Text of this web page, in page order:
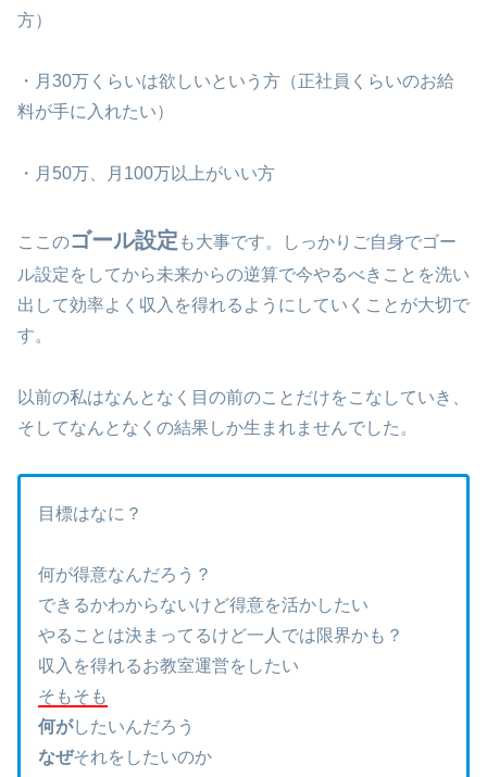
方）
・月30万くらいは欲しいという方（正社員くらいのお給
料が手に入れたい）
・月50万、月100万以上がいい方
ここのゴール設定 も大事です。しっかりご自身でゴー
ル設定をしてから未来からの逆算で今やるべきことを洗い
出して効率よく収入を得れるようにしていくことが大切で
す。
以前の私はなんとなく目の前のことだけをこなしていき、
そしてなんとなくの結果しか生まれませんでした。
目標はなに？
何が得意なんだろう？
できるかわからないけど得意を活かしたい
やることは決まってるけど一人では限界かも？
収入を得れるお教室運営をしたい
そもそも
何がしたいんだろう
なぜそれをしたいのか